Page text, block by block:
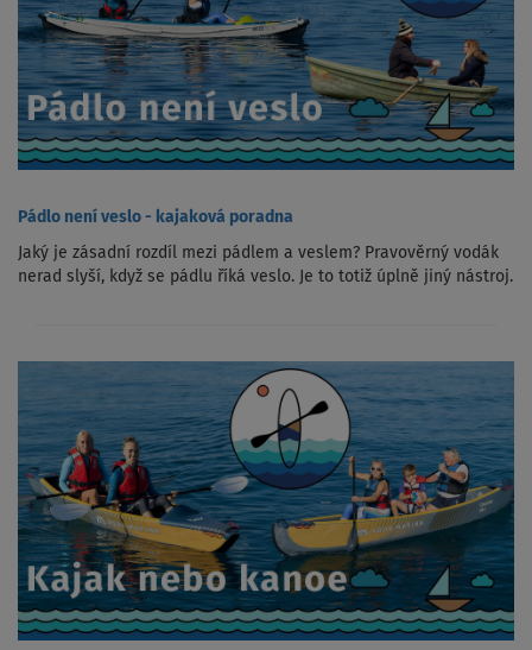
Pádlo není veslo - kajaková poradna
Jaký je zásadní rozdíl mezi pádlem a veslem? Pravověrný vodák
nerad slyší, když se pádlu říká veslo. Je to totiž úplně jiný nástroj.